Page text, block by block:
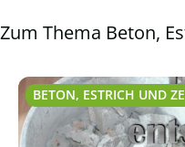
Zum Thema Beton,
BETON, ESTRICH UND